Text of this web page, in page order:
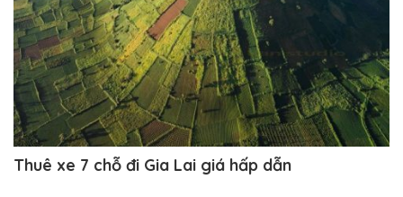
Thuê xe 7 chỗ đi Gia Lai giá hấp dẫn